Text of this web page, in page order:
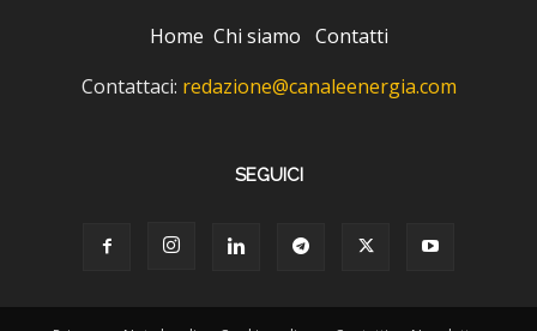
Home Chi siamo Contatti
Contattaci: redazione@canaleenergia.com
SEGUICI